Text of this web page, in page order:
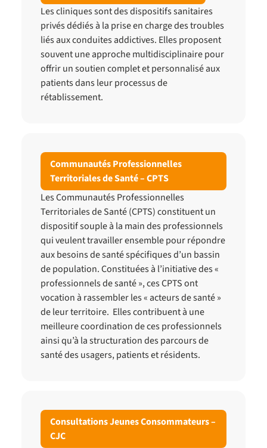
Les cliniques sont des dispositifs sanitaires
privés dédiés à la prise en charge des troubles
liés aux conduites addictives. Elles proposent
souvent une approche multidisciplinaire pour
offrir un soutien complet et personnalisé aux
patients dans leur processus de
rétablissement.
Communautés Professionnelles
Territoriales de Santé – CPTS
Les Communautés Professionnelles
Territoriales de Santé (CPTS) constituent un
dispositif souple à la main des professionnels
qui veulent travailler ensemble pour répondre
aux besoins de santé spécifiques d’un bassin
de population. Constituées à l’initiative des «
professionnels de santé », ces CPTS ont
vocation à rassembler les « acteurs de santé »
de leur territoire. Elles contribuent à une
meilleure coordination de ces professionnels
ainsi qu’à la structuration des parcours de
santé des usagers, patients et résidents.
Consultations Jeunes Consommateurs –
CJC